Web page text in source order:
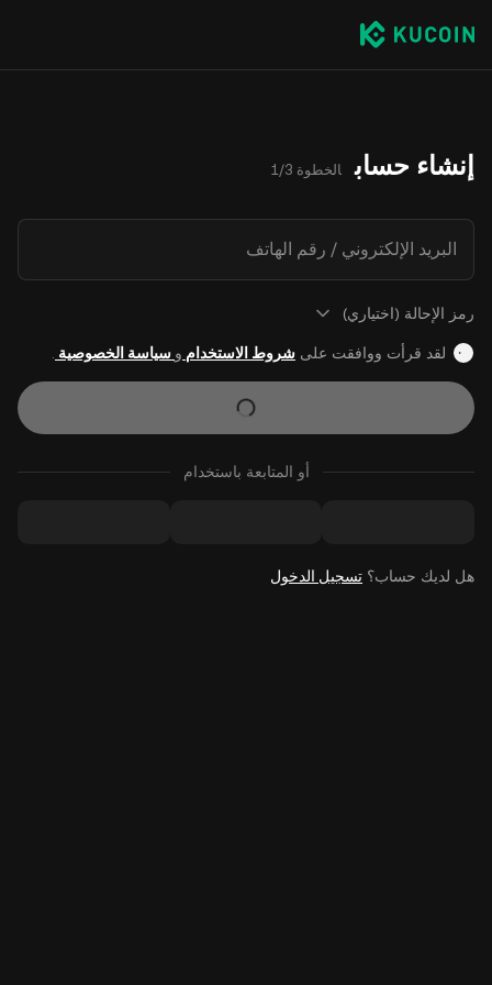
إنشاء حساب الخطوة 1/3
البريد الإلكتروني / رقم الهاتف
رمز الإحالة (اختياري)
لقد قرأت ووافقت على شروط الاستخدام و سياسة الخصوصية
أو المتابعة باستخدام
هل لديك حساب؟ تسجيل الدخول